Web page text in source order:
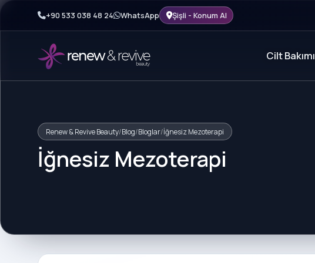
+90 533 038 48 24 WhatsApp Şişli - Konum Al
Cilt Bakımı
Renew & Revive Beauty/Blog/Bloglar/İğnesiz Mezoterapi
İğnesiz Mezoterapi